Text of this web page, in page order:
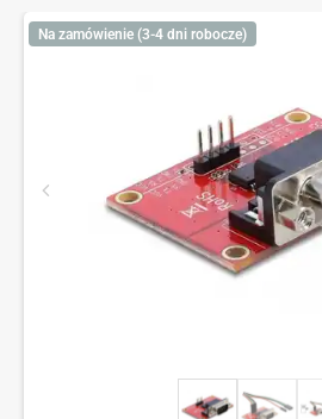
Na zamówienie (3-4 dni robocze)